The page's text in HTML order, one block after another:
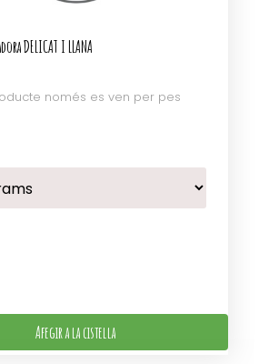
DELICAT I LLANA
només es ven per pes
Afegir a la cistella